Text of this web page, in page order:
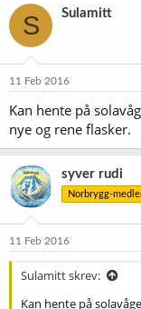
S Sulamitt
11 Feb 2016
Kan hente på
nye og rene flasker.
syver rudi
Norbrygg-
11 Feb 2016
Sulamitt skrev:
Kan hente på